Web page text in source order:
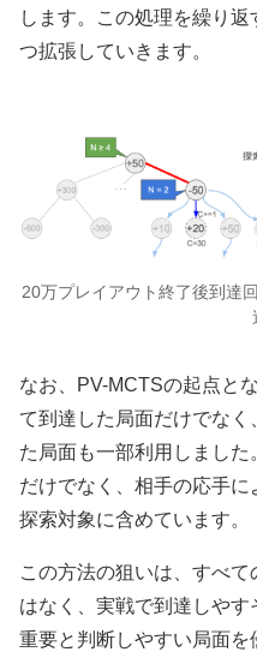
します。この処理を繰り
つ拡張していきます。
20万プレイアウト終了後到達
なお、PV-MCTSの起点と
て到達した局面だけでな
た局面も一部利用しまし
だけでなく、相手の応手
探索対象に含めています。
この方法の狙いは、すべ
はなく、実戦で到達しや
重要と判断しやすい局面